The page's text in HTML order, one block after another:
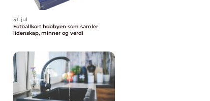
31. jul
Fotballkort hobbyen som samler
lidenskap, minner og verdi